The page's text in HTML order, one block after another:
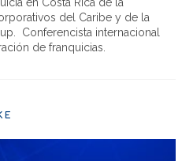
del Caribe y de la
Conferencista internacional
de franquicias.